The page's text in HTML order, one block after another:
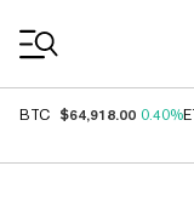
BTC $64,918.00 0.40%